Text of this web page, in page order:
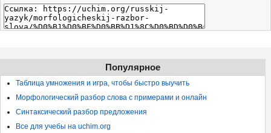
Популярное
Таблица умножения и игра, чтобы быстро выучить
Морфологический разбор слова с примерами и онлайн
Синтаксический разбор предложения
Все для учебы на uchim.org